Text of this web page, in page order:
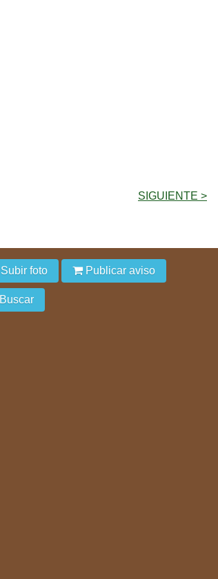
SIGUIENTE >
Subir foto Publicar aviso
Buscar